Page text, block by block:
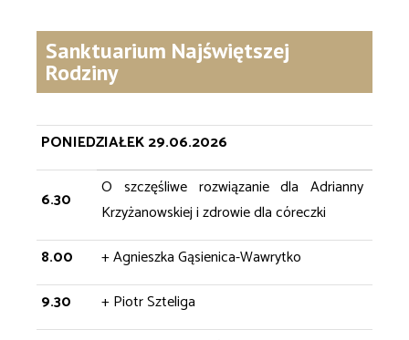
Sanktuarium Najświętszej
Rodziny
PONIEDZIAŁEK 29.06.2026
6.30
O szczęśliwe rozwiązanie dla Adrianny
Krzyżanowskiej i zdrowie dla córeczki
8.00
+ Agnieszka Gąsienica-Wawrytko
9.30
+ Piotr Szteliga